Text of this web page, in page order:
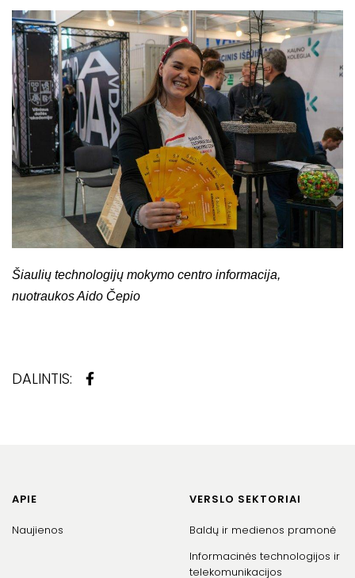
Šiaulių technologijų mokymo centro informacija,
nuotraukos Aido Čepio
DALINTIS:
APIE
Naujienos
VERSLO SEKTORIAI
Baldų ir medienos pramonė
Informacinės technologijos ir
telekomunikacijos